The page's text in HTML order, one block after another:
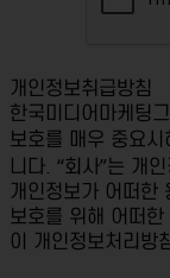
개인정보취급방침
한국미디어마케팅
보호를 매우 중요
니다. “회사”는 개
개인정보가 어떠한
보호를 위해 어떠
이 개인정보처리방